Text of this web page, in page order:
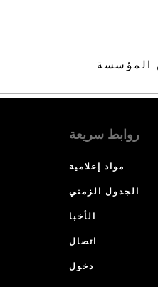
المؤسسة
روابط سريعة
مواد إعلامية
الجدول الزمني
الأخبا
اتصال
دخول